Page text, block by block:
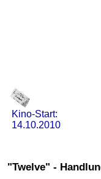
Kino-Start:
14.10.2010
"Twelve" -